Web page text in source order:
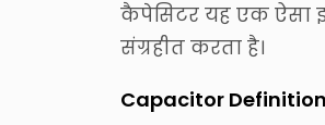
कैपेसिटर यह एक ऐसा
संग्रहीत करता है।
Capacitor